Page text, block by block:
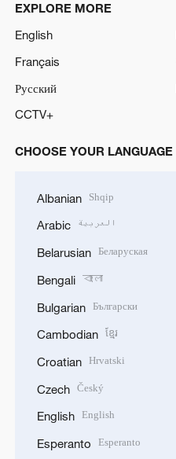
EXPLORE MORE
English
Français
Русский
CCTV+
CHOOSE YOUR LANGUAGE
Albanian Shqip
Arabic العربية
Belarusian Беларуская
Bengali বাংলা
Bulgarian Български
Cambodian ខ្មែរ
Croatian Hrvatski
Czech Český
English English
Esperanto Esperanto